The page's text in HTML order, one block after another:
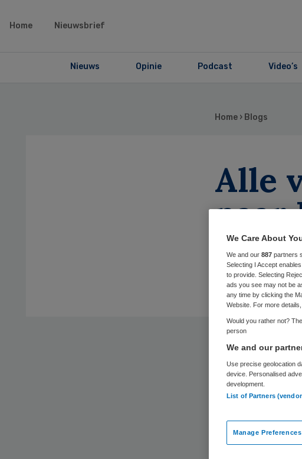
Home Nieuwsbrief
Nieuws Opinie Podcast Video’s
Home › Blogs
Alle
naar
Peter
Het nieuwe
getreden. Zo
De
zorgtarieven,
We Care About
We and our 887 partners
Selecting I Accept
to provide. Selecting
ads you see may not be
any time by clicking the
Website. For more
Would you rather not?
person
We and our
Use precise geolocation
device. Personalised
development.
List of Partners
Manage Preferences